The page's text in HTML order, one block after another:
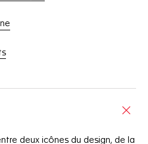
deux icônes du design, de la